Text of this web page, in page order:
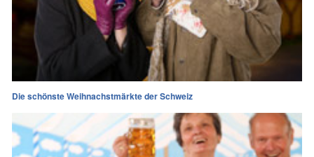
Die schönste Weihnachstmärkte der Schweiz